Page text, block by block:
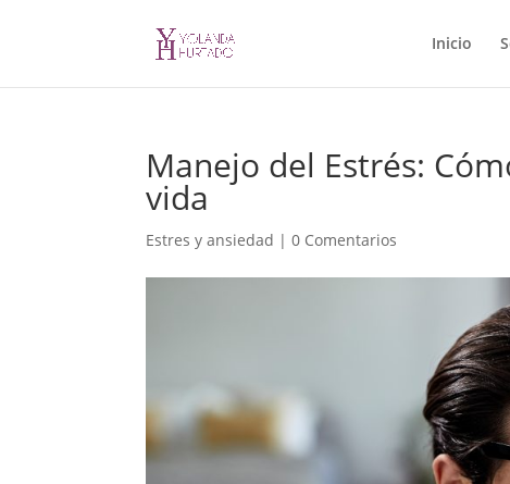
Inicio
Manejo del Estrés:
vida
Estres y ansiedad |0 Comentarios